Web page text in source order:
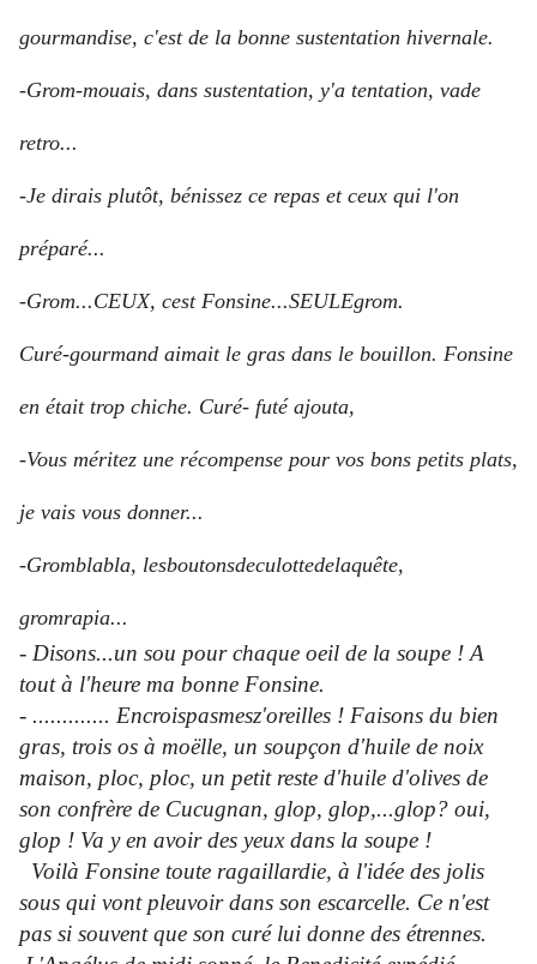
gourmandise, c'est de la bonne sustentation hivernale.
-Grom-mouais, dans sustentation, y'a tentation, vade
retro...
-Je dirais plutôt, bénissez ce repas et ceux qui l'on
préparé...
-Grom...CEUX, cest Fonsine...SEULEgrom.
Curé-gourmand aimait le gras dans le bouillon. Fonsine
en était trop chiche. Curé- futé ajouta,
-Vous méritez une récompense pour vos bons petits plats,
je vais vous donner...
-Gromblabla, lesboutonsdeculottedelaquête,
gromrapia...
- Disons...un sou pour chaque oeil de la soupe ! A
tout à l'heure ma bonne Fonsine.
- ............. Encroispasmesz'oreilles ! Faisons du bien
gras, trois os à moëlle, un soupçon d'huile de noix
maison, ploc, ploc, un petit reste d'huile d'olives de
son confrère de Cucugnan, glop, glop,...glop? oui,
glop ! Va y en avoir des yeux dans la soupe !
Voilà Fonsine toute ragaillardie, à l'idée des jolis
sous qui vont pleuvoir dans son escarcelle. Ce n'est
pas si souvent que son curé lui donne des étrennes.